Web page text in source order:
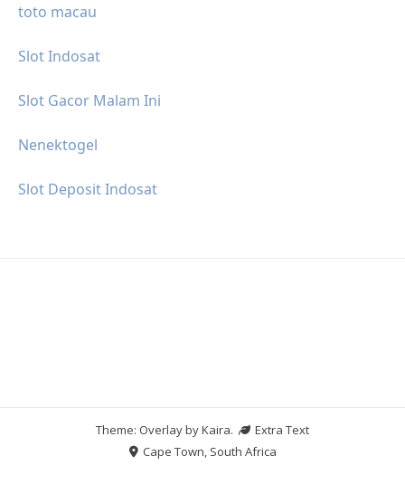
toto macau
Slot Indosat
Slot Gacor Malam Ini
Nenektogel
Slot Deposit Indosat
Theme: Overlay byKaira.
Extra Text
Cape Town, South Africa